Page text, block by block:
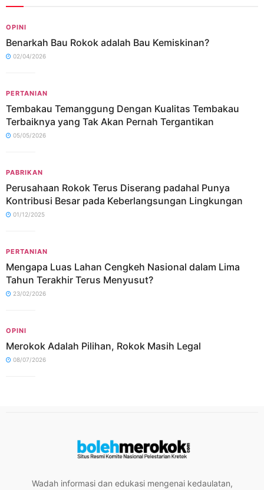
OPINI
Benarkah Bau Rokok adalah Bau Kemiskinan?
02/04/2026
PERTANIAN
Tembakau Temanggung Dengan Kualitas Tembakau
Terbaiknya yang Tak Akan Pernah Tergantikan
05/05/2026
PABRIKAN
Perusahaan Rokok Terus Diserang padahal Punya
Kontribusi Besar pada Keberlangsungan Lingkungan
01/12/2025
PERTANIAN
Mengapa Luas Lahan Cengkeh Nasional dalam Lima
Tahun Terakhir Terus Menyusut?
23/02/2026
OPINI
Merokok Adalah Pilihan, Rokok Masih Legal
08/07/2026
Wadah informasi dan edukasi mengenai kedaulatan,